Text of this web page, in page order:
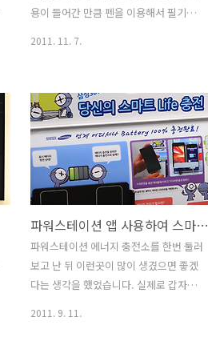
하는것도 가능하죠. 근데 이때 필요한 기
사용되는게 고밀도 고효율의 배..
용이 들어간 만큼 펜을 이용해서 필기가
지는것에 대해서 "그건 쓸 수 없을것이다.
너무크다" 등 이야기가 많아졌지만 점점
크기는 더 커졌습니다. 사용자들이 작은
크기에서 만족하지 않았기 때문이죠. 점
점 더 잘 보이고 선명하면서도 큰 화면을
원하게 되었죠. 물론 이 크기에 대해서는
사용자들끼리도 의견은 많을듯합니다. 갤
럭시 노트 이외에도 여러가지 제품들이
이미 나온 상태인데 예전에 비해서는 비
교가 안될만큼 점점 스마트폰이 빨라졌
죠. 조금 이기적인 생각이긴 하지만 사용
은 선명해야..
2011. 11. 7.
파워스테이션 앱 사용하여 스마트한 생활을 해봅시다
파워스테이션 에너지 충전소를 한번 둘러
보고 난 뒤 이런곳이 많이 생겼으면 좋겠
다는 생각을 했었습니다. 실제로 갑자기
2011. 9. 11.